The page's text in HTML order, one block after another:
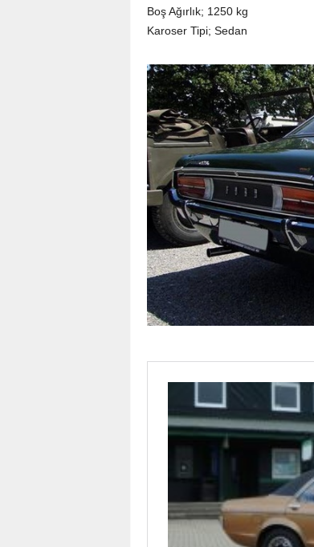
Boş Ağırlık; 1250 kg
Karoser Tipi; Sedan